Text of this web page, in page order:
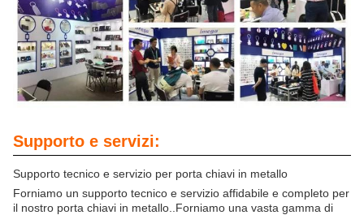
Supporto e servizi:
Supporto tecnico e servizio per porta chiavi in metallo
Forniamo un supporto tecnico e servizio affidabile e completo per
il nostro porta chiavi in metallo..Forniamo una vasta gamma di